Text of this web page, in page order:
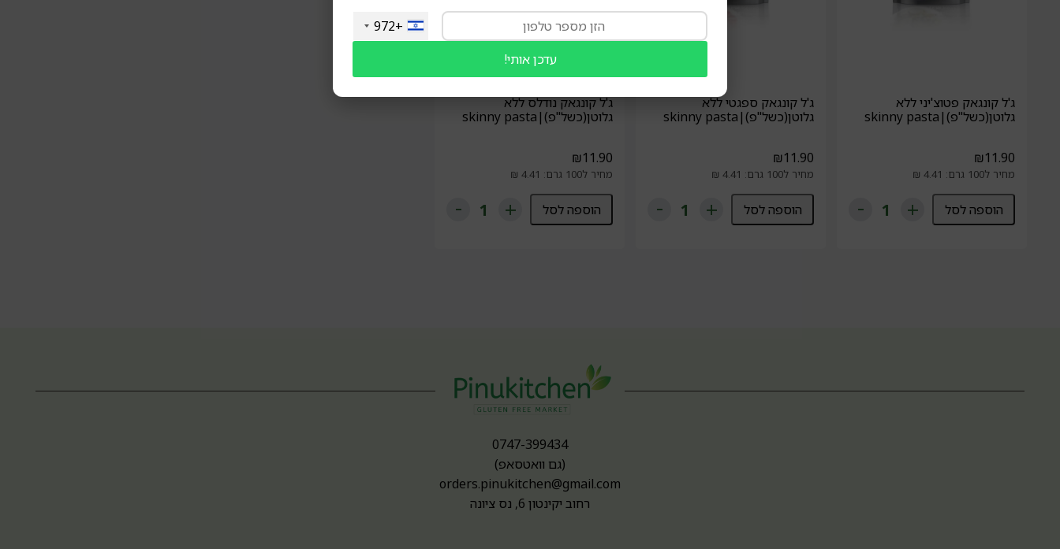
ג'ל קונגאק פטוצ'יני ללא
גלוטן(כשל"פ)|skinny pasta
₪11.90
מחיר ל100 גרם: 4.41 ₪
הוספה לסל
ג'ל קונגאק ספגטי ללא
גלוטן(כשל"פ)|skinny pasta
₪11.90
מחיר ל100 גרם: 4.41 ₪
הוספה לסל
ג'ל קונגאק נודלס ללא
גלוטן(כשל"פ)|skinny pasta
₪11.90
מחיר ל100 גרם: 4.41 ₪
הוספה לסל
0747-399434
(גם וואטסאפ)
orders.pinukitchen@gmail.com
רחוב יקינטון 6, נס ציונה
+972
עדכן אותי!